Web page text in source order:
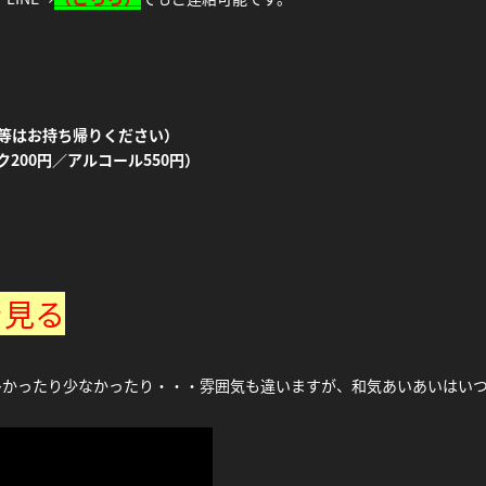
お持ち帰りください）
円／アルコール550円）
る
ったり少なかったり・・・雰囲気も違いますが、和気あいあいはい